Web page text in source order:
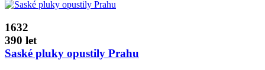
1632
390 let
Saské pluky opustily Prahu